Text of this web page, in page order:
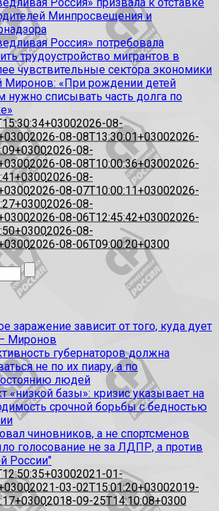
Минпросвещения и
Россия» потребовала
трудоустройство мигрантов в
чувствительные сектора экономики
Миронов: «При рождении детей
нужно списывать часть долга по
2026-08-
2026-08-08T13:30:01+03002026-
2026-08-
2026-08-08T10:00:36+03002026-
2026-08-
2026-08-07T10:00:11+03002026-
2026-08-
2026-08-06T12:45:42+03002026-
2026-08-
2026-08-06T09:00:20+0300
заражение зависит от того, куда дует
Миронов
губернаторов должна
не по их пиару, а по
людей
«низкой базы»: кризис указывает на
срочной борьбы с бедностью
чиновников, а не спортсменов
голосование не за ЛДПР, а против
России"
2021-01-
2021-03-02T15:01:20+03002019-
2018-09-25T14:10:08+0300